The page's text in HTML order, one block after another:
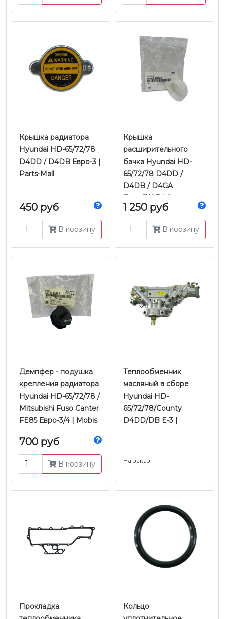
Крышка радиатора
Hyundai HD-65/72/78
D4DD / D4DB Евро-3 |
Parts-Mall
450 руб
В корзину
Крышка
расширительного
бачка Hyundai HD-
65/72/78 D4DD /
D4DB / D4GA
Евро-3/4/5 | Оригинал
1 250 руб
В корзину
Демпфер - подушка
крепления радиатора
Hyundai HD-65/72/78 /
Mitsubishi Fuso Canter
FE85 Евро-3/4 | Mobis
700 руб
В корзину
Теплообменник
масляный в сборе
Hyundai HD-
65/72/78/County
D4DD/DB E-3 |
Оригинал
На заказ
Прокладка
Кольцо